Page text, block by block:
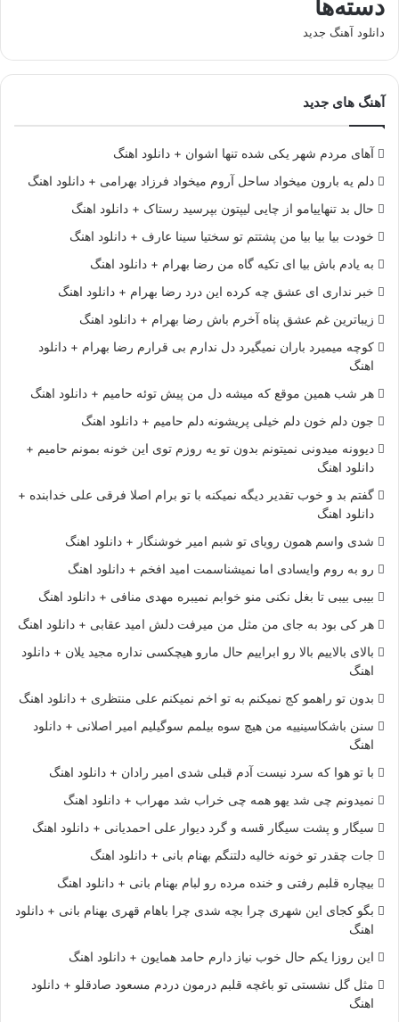
دسته‌ها
دانلود آهنگ جدید
آهنگ های جدید
آهای مردم شهر یکی شده تنها اشوان + دانلود اهنگ
دلم یه بارون میخواد ساحل آروم میخواد فرزاد بهرامی + دانلود اهنگ
حال بد تنهاییامو از چایی لیپتون بپرسید رستاک + دانلود اهنگ
خودت بیا بیا بیا من پشتتم تو سختیا سینا عارف + دانلود اهنگ
به یادم باش بیا ای تکیه گاه من رضا بهرام + دانلود اهنگ
خبر نداری ای عشق چه کرده این درد رضا بهرام + دانلود اهنگ
زیباترین غم عشق پناه آخرم باش رضا بهرام + دانلود اهنگ
کوچه میمیرد باران نمیگیرد دل ندارم بی قرارم رضا بهرام + دانلود
اهنگ
هر شب همین موقع که میشه دل من پیش توئه حامیم + دانلود اهنگ
جون دلم خون دلم خیلی پریشونه دلم حامیم + دانلود اهنگ
دیوونه میدونی نمیتونم بدون تو یه روزم توی این خونه بمونم حامیم +
دانلود اهنگ
گفتم بد و خوب تقدیر دیگه نمیکنه با تو برام اصلا فرقی علی خدابنده +
دانلود اهنگ
شدی واسم همون رویای تو شبم امیر خوشنگار + دانلود اهنگ
رو به روم وایسادی اما نمیشناسمت امید افخم + دانلود اهنگ
بیبی بیبی تا بغل نکنی منو خوابم نمیبره مهدی منافی + دانلود اهنگ
هر کی بود به جای من مثل من میرفت دلش امید عقابی + دانلود اهنگ
بالای بالاییم بالا رو ابراییم حال مارو هیچکسی نداره مجید یلان + دانلود
اهنگ
بدون تو راهمو کج نمیکنم به تو اخم نمیکنم علی منتظری + دانلود اهنگ
سنن باشکاسینییه من هیچ سوه بیلمم سوگیلیم امیر اصلانی + دانلود
اهنگ
با تو هوا که سرد نیست آدم قبلی شدی امیر رادان + دانلود اهنگ
نمیدونم چی شد یهو همه چی خراب شد مهراب + دانلود اهنگ
سیگار و پشت سیگار قسه و گرد دیوار علی احمدیانی + دانلود اهنگ
جات چقدر تو خونه خالیه دلتنگم بهنام بانی + دانلود اهنگ
بیچاره قلبم رفتی و خنده مرده رو لبام بهنام بانی + دانلود اهنگ
بگو کجای این شهری چرا بچه شدی چرا باهام قهری بهنام بانی + دانلود
اهنگ
این روزا یکم حال خوب نیاز دارم حامد همایون + دانلود اهنگ
مثل گل نشستی تو باغچه قلبم درمون دردم مسعود صادقلو + دانلود
اهنگ